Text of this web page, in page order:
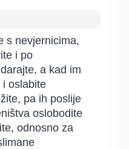
s nevjernicima,
i po
a kad im
i oslabite
pa ih poslije
oslobodite
odnosno za